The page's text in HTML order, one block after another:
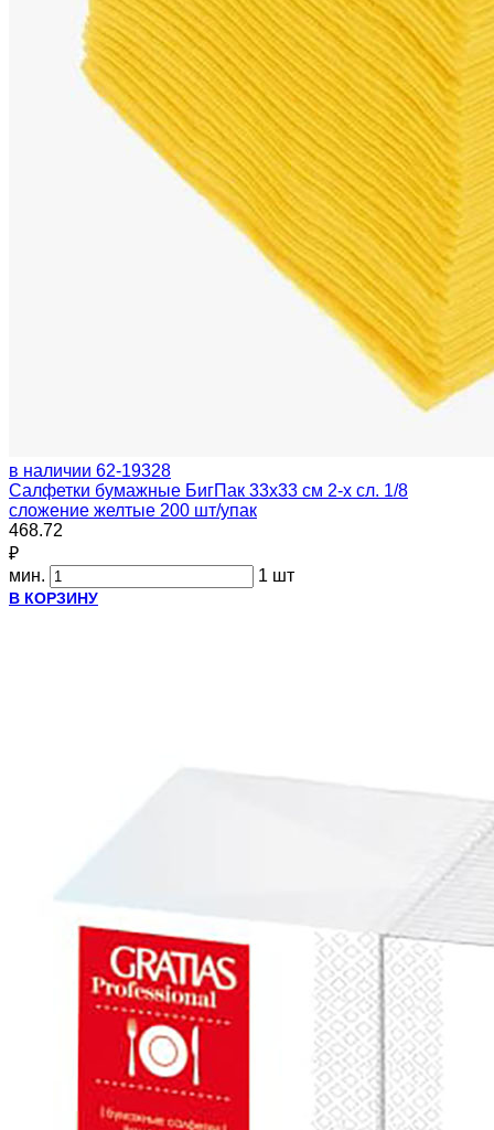
в наличии 62-19328
Салфетки бумажные БигПак 33х33 см 2-х сл. 1/8
сложение желтые 200 шт/упак
468.72
₽
мин.
1 шт
В КОРЗИНУ